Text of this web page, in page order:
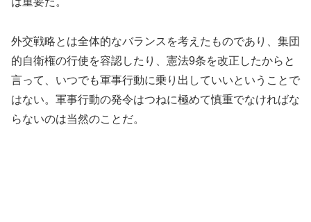
外交戦略とは全体的なバランスを考えたものであり、集団
的自衛権の行使を容認したり、憲法9条を改正したからと
言って、いつでも軍事行動に乗り出していいということで
はない。軍事行動の発令はつねに極めて慎重でなければな
らないのは当然のことだ。